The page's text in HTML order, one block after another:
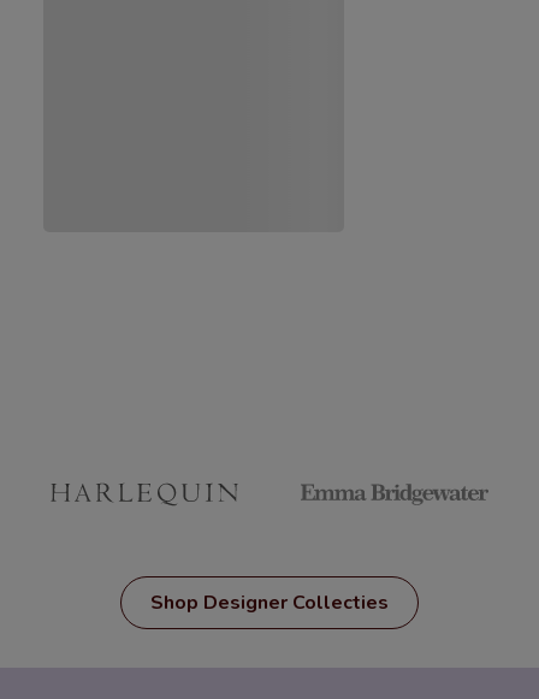
Shop Designer Collecties